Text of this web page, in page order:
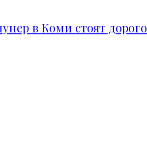
в Коми стоят дорого